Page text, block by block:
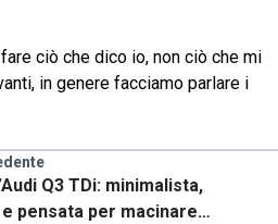
ciò che dico io, non ciò che mi
in genere facciamo parlare i
Q3 TDi: minimalista,
pensata per macinare